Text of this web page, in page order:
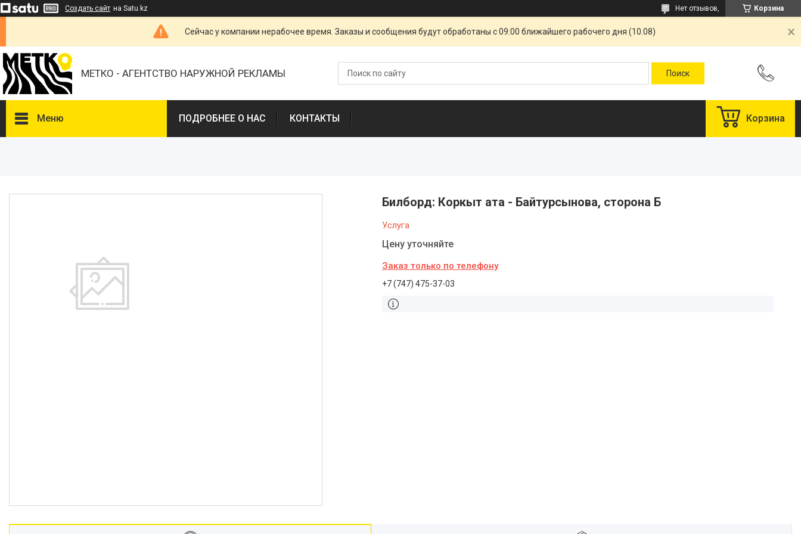
Создать сайт на Satu.kz Корзина
Нет отзывов,
Сейчас у компании нерабочее время. Заказы и сообщения будут обработаны с 09:00 ближайшего рабочего дня (10.08)
МЕТКО - АГЕНТСТВО НАРУЖНОЙ РЕКЛАМЫ
Меню ПОДРОБНЕЕ О НАС КОНТАКТЫ Корзина
Билборд: Коркыт ата - Байтурсынова, сторона Б
Услуга
Цену уточняйте
Заказ только по телефону
+7 (747) 475-37-03